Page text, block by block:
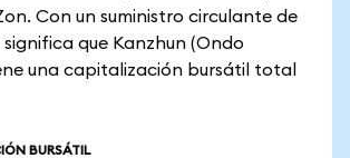
Con un suministro circulante de
que Kanzhun (Ondo
una capitalización bursátil total
BURSÁTIL